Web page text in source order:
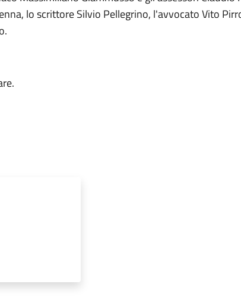
lo scrittore Silvio Pellegrino, l'avvocato Vito